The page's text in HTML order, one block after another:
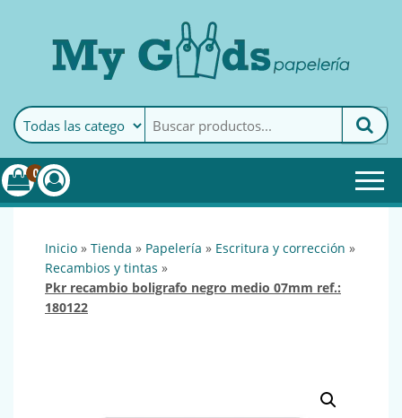
MyGoods · PapeleríaMy Goods es tu papelería
online de confianza. Podrás
encontrar todo lo necesario
0
inicio » tienda » papelería » escritura y corrección »
recambios y tintas »
pkr recambio boligrafo negro medio 07mm ref.:
180122